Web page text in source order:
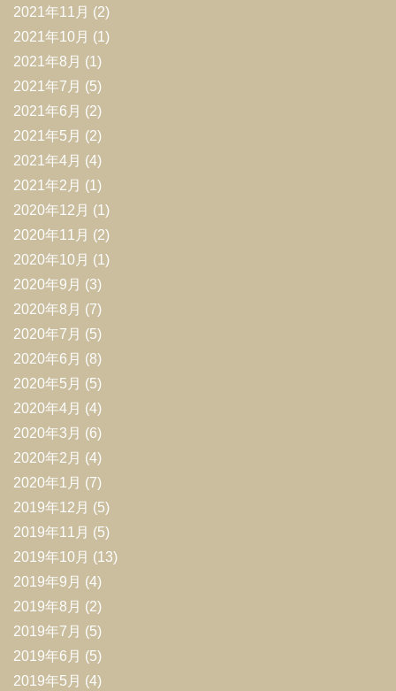
2021年11月 (2)
2021年10月 (1)
2021年8月 (1)
2021年7月 (5)
2021年6月 (2)
2021年5月 (2)
2021年4月 (4)
2021年2月 (1)
2020年12月 (1)
2020年11月 (2)
2020年10月 (1)
2020年9月 (3)
2020年8月 (7)
2020年7月 (5)
2020年6月 (8)
2020年5月 (5)
2020年4月 (4)
2020年3月 (6)
2020年2月 (4)
2020年1月 (7)
2019年12月 (5)
2019年11月 (5)
2019年10月 (13)
2019年9月 (4)
2019年8月 (2)
2019年7月 (5)
2019年6月 (5)
2019年5月 (4)